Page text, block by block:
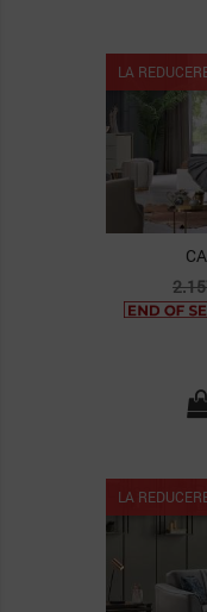
LA
Pret
de
LA
Lipsa stoc